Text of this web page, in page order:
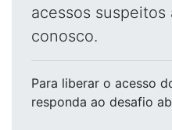
acessos
conosco.
Para liberar o acesso
responda ao desafio